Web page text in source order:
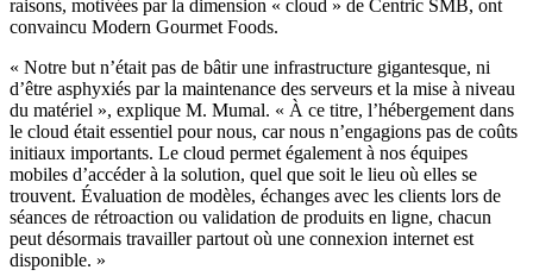
raisons, motivées par la dimension « cloud » de Centric SMB, ont
convaincu Modern Gourmet Foods.
« Notre but n’était pas de bâtir une infrastructure gigantesque, ni
d’être asphyxiés par la maintenance des serveurs et la mise à niveau
du matériel », explique M. Mumal. « À ce titre, l’hébergement dans
le cloud était essentiel pour nous, car nous n’engagions pas de coûts
initiaux importants. Le cloud permet également à nos équipes
mobiles d’accéder à la solution, quel que soit le lieu où elles se
trouvent. Évaluation de modèles, échanges avec les clients lors de
séances de rétroaction ou validation de produits en ligne, chacun
peut désormais travailler partout où une connexion internet est
disponible. »